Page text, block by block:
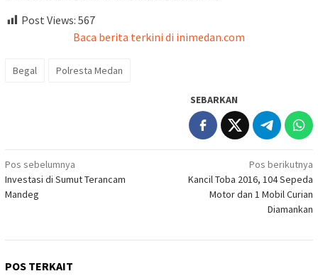
Post Views: 567
Baca berita terkini di inimedan.com
Begal Polresta Medan
SEBARKAN
Navigasi
pos
Pos sebelumnya
Investasi di Sumut Terancam
Mandeg
Pos berikutnya
Kancil Toba 2016, 104 Sepeda
Motor dan 1 Mobil Curian
Diamankan
POS TERKAIT